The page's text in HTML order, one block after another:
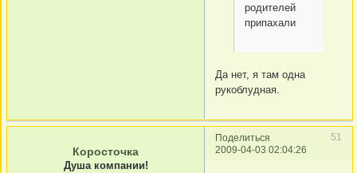
родителей
припахали
Да нет, я там одна
рукоблудная.
Поделиться
51
2009-04-03 02:04:26
Коросточка
Душа компании!